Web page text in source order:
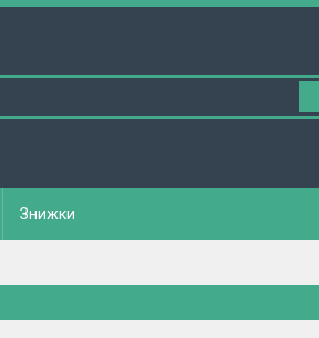
Знижки